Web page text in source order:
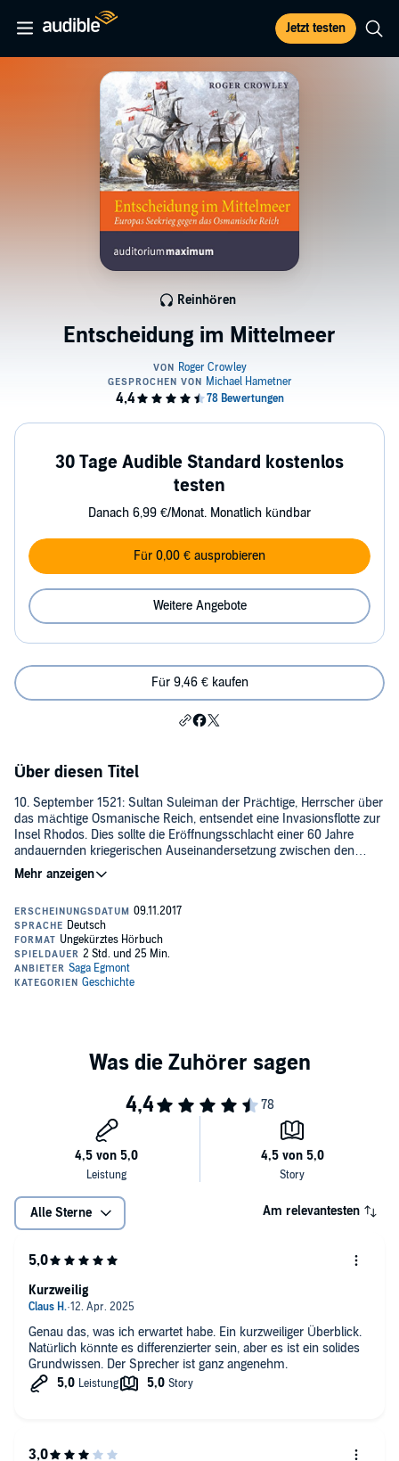
Jetzt testen
Entscheidung im Mittelmeer
Reinhören
30 Tage Audible Standard kostenlos
testen
Danach 6,99 €/Monat. Monatlich kündbar
Für 0,00 € ausprobieren
Weitere Angebote
Für 9,46 € kaufen
Über diesen Titel
10. September 1521: Sultan Suleiman der Prächtige, Herrscher über
das mächtige Osmanische Reich, entsendet eine Invasionsflotte zur
Insel Rhodos. Dies sollte die Eröffnungsschlacht einer 60 Jahre
andauernden kriegerischen Auseinandersetzung zwischen den
rivalisierenden Reichen der christlichen Mittelmeermächte und den
Osmanen um die Vorherrschaft im Mittelmeerraum sein.
1565 belagerten die Osmanen die Insel Malta, doch erst in der
legendären Schlacht von Lepanto 1571, mit insgesamt etwa 200.000
Soldaten eine der größten Seeschlachten aller Zeiten, wurden die
Grenzen im Mittelmeerraum so festgelegt, wie wir sie heute kennen.
Der osmanische Traum von einer Weltmacht zur See platzte, Roger
SAGA Egmont. Übersetzung von Norbert Juraschitz und Hands
Alle Sterne Am relevantesten
Genau das, was ich erwartet habe. Ein kurzweiliger Überblick.
Natürlich könnte es differenzierter sein, aber es ist ein solides
Grundwissen. Der Sprecher ist ganz angenehm.
Kurzweilig